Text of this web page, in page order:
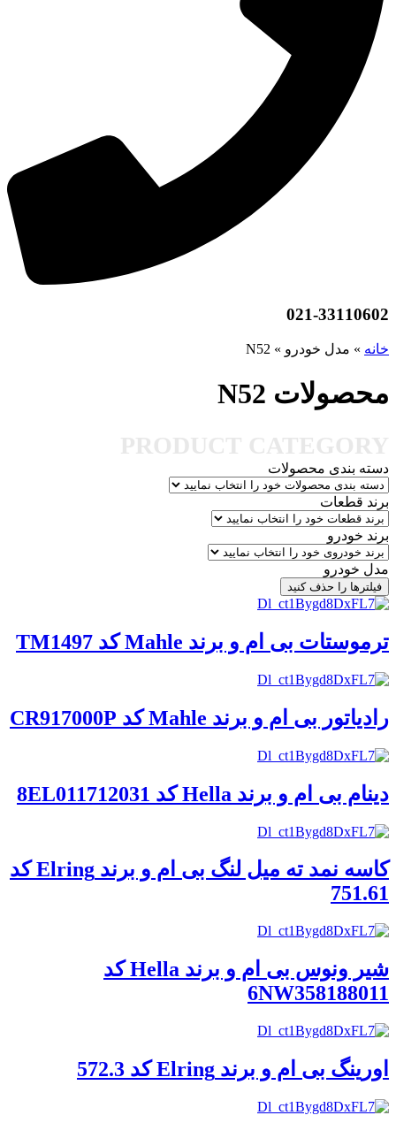
021-33110602
خانه » مدل خودرو »
N52
محصولات N52
دسته بندی محصولات
برند قطعات
برند خودرو
مدل خودرو
فیلترها را حذف کنید
ترموستات بی ام و برند Mahle کد TM1497
رادیاتور بی ام و برند Mahle کد CR917000P
دینام بی ام و برند Hella کد 8EL011712031
کاسه نمد ته میل لنگ بی ام و برند Elring کد
751.61
شیر ونوس بی ام و برند Hella کد
6NW358188011
اورینگ بی ام و برند Elring کد 572.3